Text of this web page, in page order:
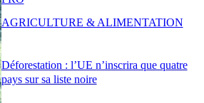
Déforestation : l’UE n’inscrira que quatre
pays sur sa liste noire
AGRICULTURE & ALIMENTATION